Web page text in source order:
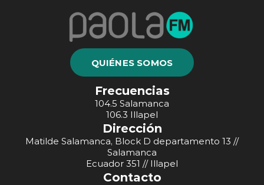
QUIÉNES SOMOS
Frecuencias
104.5 Salamanca
106.3 Illapel
Dirección
Matilde Salamanca, Block D departamento 13 //
Salamanca
Ecuador 351 // Illapel
Contacto